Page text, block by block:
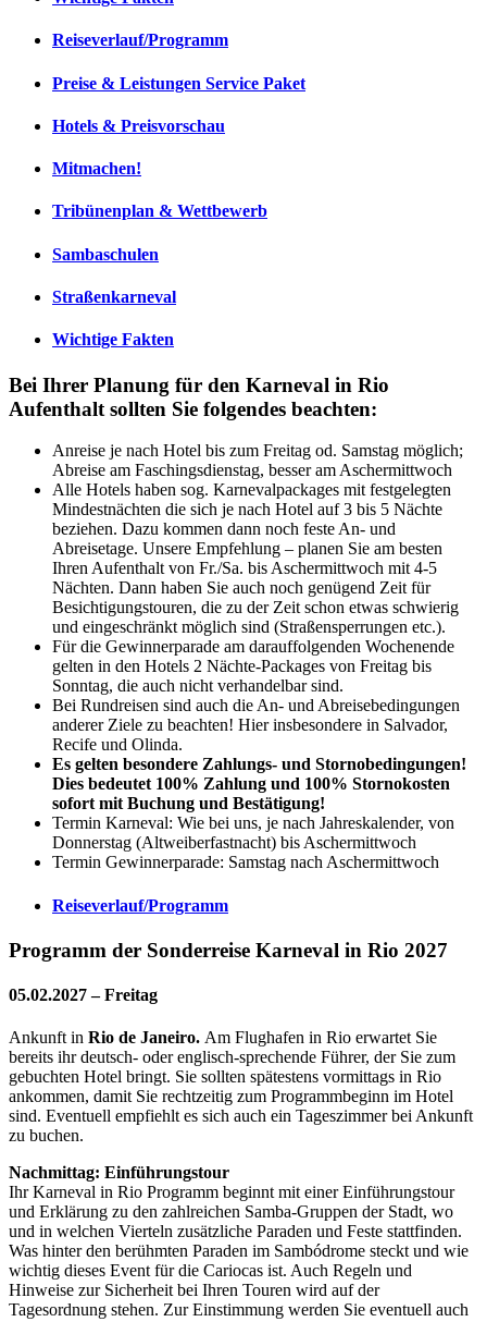
Reiseverlauf/Programm
Preise & Leistungen Service Paket
Hotels & Preisvorschau
Mitmachen!
Tribünenplan & Wettbewerb
Sambaschulen
Straßenkarneval
Wichtige Fakten
Bei Ihrer Planung für den Karneval in Rio
Aufenthalt sollten Sie folgendes beachten:
Anreise je nach Hotel bis zum Freitag od. Samstag möglich;
Abreise am Faschingsdienstag, besser am Aschermittwoch
Alle Hotels haben sog. Karnevalpackages mit festgelegten
Mindestnächten die sich je nach Hotel auf 3 bis 5 Nächte
beziehen. Dazu kommen dann noch feste An- und
Abreisetage. Unsere Empfehlung – planen Sie am besten
Ihren Aufenthalt von Fr./Sa. bis Aschermittwoch mit 4-5
Nächten. Dann haben Sie auch noch genügend Zeit für
Besichtigungstouren, die zu der Zeit schon etwas schwierig
und eingeschränkt möglich sind (Straßensperrungen etc.).
Für die Gewinnerparade am darauffolgenden Wochenende
gelten in den Hotels 2 Nächte-Packages von Freitag bis
Sonntag, die auch nicht verhandelbar sind.
Bei Rundreisen sind auch die An- und Abreisebedingungen
anderer Ziele zu beachten! Hier insbesondere in Salvador,
Recife und Olinda.
Es gelten besondere Zahlungs- und Stornobedingungen!
Dies bedeutet 100% Zahlung und 100% Stornokosten
sofort mit Buchung und Bestätigung!
Termin Karneval: Wie bei uns, je nach Jahreskalender, von
Donnerstag (Altweiberfastnacht) bis Aschermittwoch
Termin Gewinnerparade: Samstag nach Aschermittwoch
Reiseverlauf/Programm
Programm der Sonderreise Karneval in Rio 2027
05.02.2027 – Freitag
Ankunft in Rio de Janeiro. Am Flughafen in Rio erwartet Sie
bereits ihr deutsch- oder englisch-sprechende Führer, der Sie zum
gebuchten Hotel bringt. Sie sollten spätestens vormittags in Rio
ankommen, damit Sie rechtzeitig zum Programmbeginn im Hotel
sind. Eventuell empfiehlt es sich auch ein Tageszimmer bei Ankunft
zu buchen.
Nachmittag: Einführungstour
Ihr Karneval in Rio Programm beginnt mit einer Einführungstour
und Erklärung zu den zahlreichen Samba-Gruppen der Stadt, wo
und in welchen Vierteln zusätzliche Paraden und Feste stattfinden.
Was hinter den berühmten Paraden im Sambódrome steckt und wie
wichtig dieses Event für die Cariocas ist. Auch Regeln und
Hinweise zur Sicherheit bei Ihren Touren wird auf der
Tagesordnung stehen. Zur Einstimmung werden Sie eventuell auch